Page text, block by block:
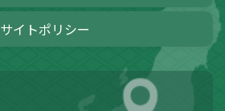
サイトポリシー